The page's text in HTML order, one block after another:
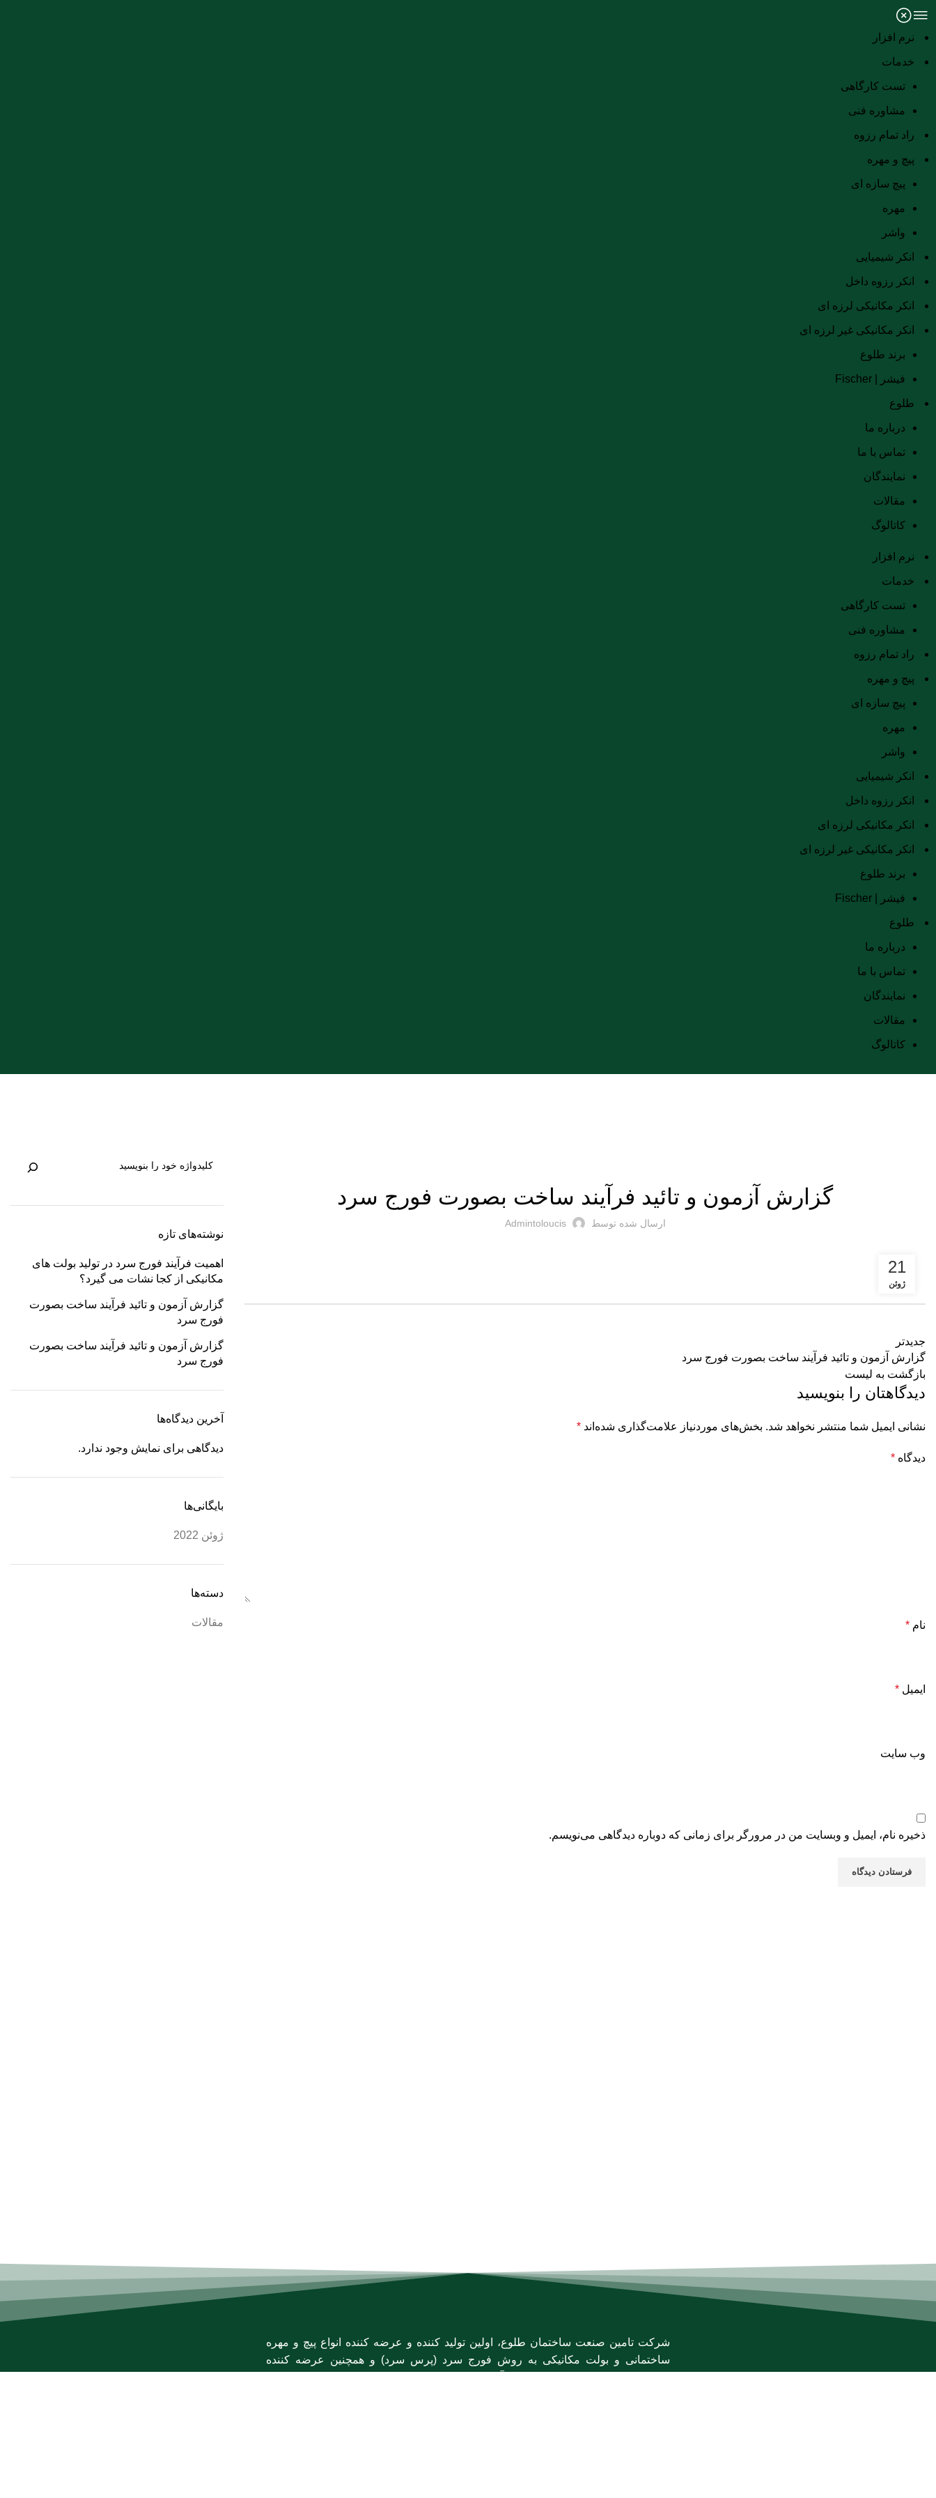
نرم افزار
خدمات
تست کارگاهی
مشاوره فنی
راد تمام رزوه
پیچ و مهره
پیچ سازه ای
مهره
واشر
انکر شیمیایی
انکر رزوه داخل
انکر مکانیکی لرزه ای
انکر مکانیکی غیر لرزه ای
برند طلوع
فیشر | Fischer
طلوع
درباره ما
تماس با ما
نمایندگان
مقالات
کاتالوگ
نرم افزار
خدمات
تست کارگاهی
مشاوره فنی
راد تمام رزوه
پیچ و مهره
پیچ سازه ای
مهره
واشر
انکر شیمیایی
انکر رزوه داخل
انکر مکانیکی لرزه ای
انکر مکانیکی غیر لرزه ای
برند طلوع
فیشر | Fischer
طلوع
درباره ما
تماس با ما
نمایندگان
مقالات
کاتالوگ
گزارش آزمون و تائید فرآیند ساخت بصورت فورج سرد
ارسال شده توسط Admintoloucis
21
ژوئن
جدیدتر
گزارش آزمون و تائید فرآیند ساخت بصورت فورج سرد
بازگشت به لیست
دیدگاهتان را بنویسید
نشانی ایمیل شما منتشر نخواهد شد. بخش‌های موردنیاز علامت‌گذاری شده‌اند *
دیدگاه *
نام *
ایمیل *
وب‌ سایت
ذخیره نام، ایمیل و وبسایت من در مرورگر برای زمانی که دوباره دیدگاهی می‌نویسم.
نوشته‌های تازه
اهمیت فرآیند فورج سرد در تولید بولت های
مکانیکی از کجا نشات می گیرد؟
گزارش آزمون و تائید فرآیند ساخت بصورت
فورج سرد
گزارش آزمون و تائید فرآیند ساخت بصورت
فورج سرد
آخرین دیدگاه‌ها
دیدگاهی برای نمایش وجود ندارد.
بایگانی‌ها
ژوئن 2022
دسته‌ها
مقالات
شرکت تامین صنعت ساختمان طلوع، اولین تولید کننده و عرضه کننده انواع پیچ و مهره
ساختمانی و بولت مکانیکی به روش فورج سرد (پرس سرد) و همچنین عرضه کننده